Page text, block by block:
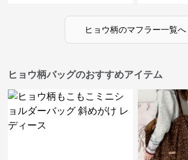
ヒョウ柄のマフラー一覧へ
ヒョウ柄バッグのおすすめアイテム